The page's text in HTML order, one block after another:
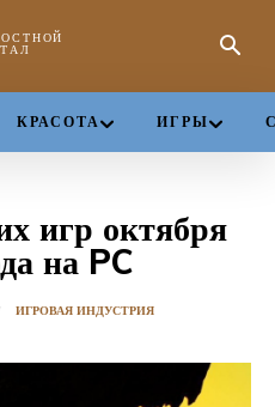
КРАСОТА ИГРЫ
игр октября
на PC
ИГРОВАЯ ИНДУСТРИЯ